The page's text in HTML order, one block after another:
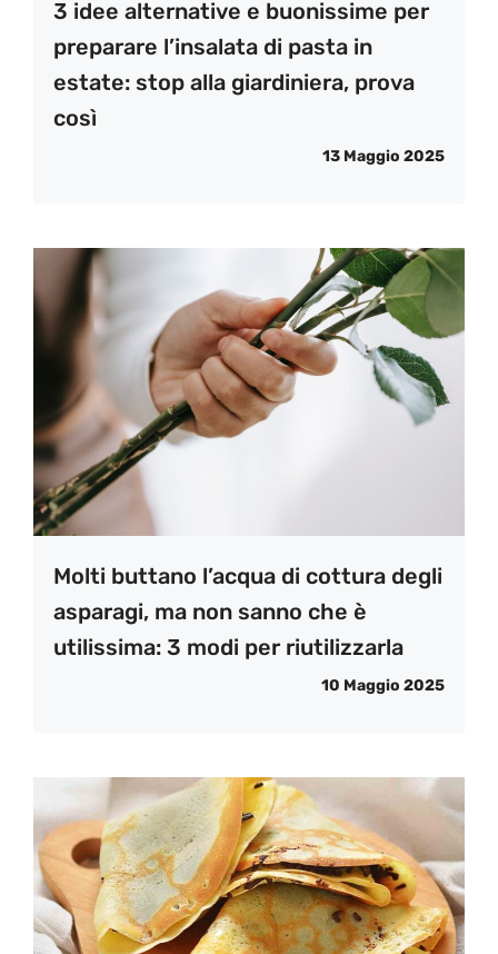
3 idee alternative e buonissime per
preparare l’insalata di pasta in
estate: stop alla giardiniera, prova
così
13 Maggio 2025
Molti buttano l’acqua di cottura degli
asparagi, ma non sanno che è
utilissima: 3 modi per riutilizzarla
10 Maggio 2025